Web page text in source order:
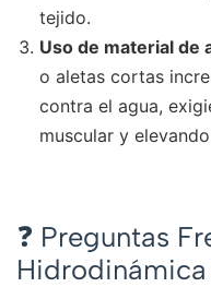
tejido.
Uso de material de
o aletas cortas
contra el agua,
muscular y
❓ Preguntas